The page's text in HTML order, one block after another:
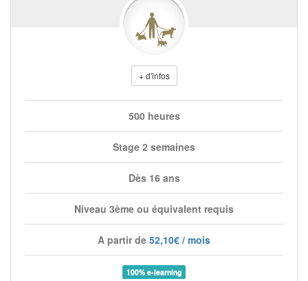
+ d'infos
500 heures
Stage 2 semaines
Dès 16 ans
Niveau 3ème ou équivalent requis
A partir de 52,10€ / mois
100% e-learning